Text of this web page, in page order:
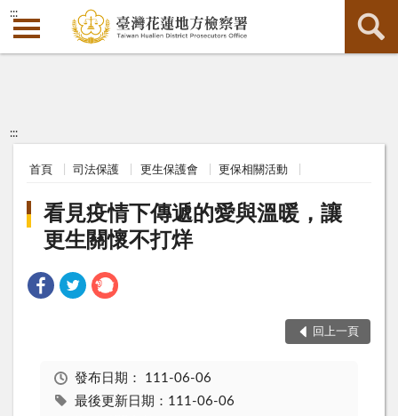
:::
:::
首頁 司法保護 更生保護會 更保相關活動
看見疫情下傳遞的愛與溫暖，讓
更生關懷不打烊
回上一頁
發布日期： 111-06-06
最後更新日期：111-06-06